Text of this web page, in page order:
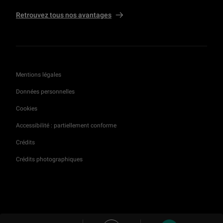
Retrouvez tous nos avantages
Mentions légales
Données personnelles
Cookies
Accessibilité : partiellement conforme
Crédits
Crédits photographiques